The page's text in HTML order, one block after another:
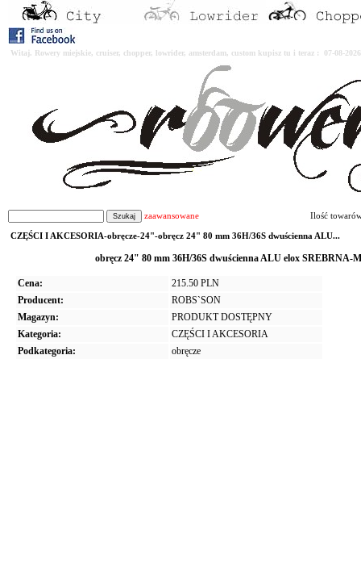
Witaj. Rowery miejskie, cruiser, chopper, lowrider, amsterdam, custom kupisz tu i teraz : 07-08-
zaawansowane Ilość
CZĘŚCI I AKCESORIA-obręcze-24"-obręcz 24" 80 mm 36H/36S dwuścienna ALU...
obręcz 24" 80 mm 36H/36S dwuścienna ALU elox SREBRNA-
Cena:
215.50 PLN
Producent:
ROBS`SON
Magazyn:
PRODUKT DOSTĘPNY
Kategoria:
CZĘŚCI I AKCESORIA
Podkategoria:
obręcze